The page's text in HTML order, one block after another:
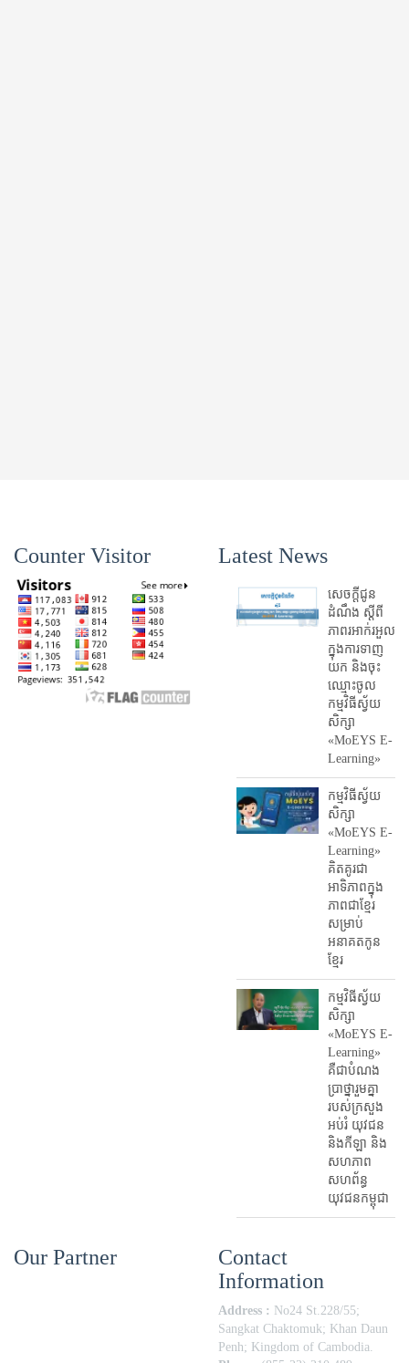
Counter Visitor Latest News
សេចក្តីជូន
ដំណឹង ស្តី​ពី
ភាព​រអាក់រអួល​
ក្នុងការ​ទាញ​
យក និង​ចុះ​
ឈ្មោះ​ចូល​
កម្មវិធី​ស្វ័យ
សិក្សា
«MoEYS E-
Learning»
កម្មវិធីស្វ័យ
សិក្សា
«MoEYS E-
Learning»
គិតគូរជា
អាទិភាពក្នុង
ភាពជាខ្មែរ
សម្រាប់
អនាគតកូន
ខ្មែរ
កម្មវិធីស្វ័យ
សិក្សា
«MoEYS E-
Learning»
គឺជាបំណង
ប្រាថ្នារួមគ្នា
របស់ក្រសួង
អប់រំ​ យុវជន
និងកីឡា និង
សហភាព
សហព័ន្ធ
យុវជនកម្ពុជា
Our Partner
Contact
Information
Address : No24 St.228/55;
Sangkat Chaktomuk; Khan Daun
Penh; Kingdom of Cambodia.